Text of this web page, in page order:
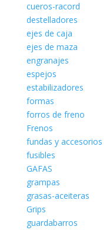
cueros-racord
destelladores
ejes de caja
ejes de maza
engranajes
espejos
estabilizadores
formas
forros de freno
Frenos
fundas y accesorios
fusibles
GAFAS
grampas
grasas-aceiteras
Grips
guardabarros